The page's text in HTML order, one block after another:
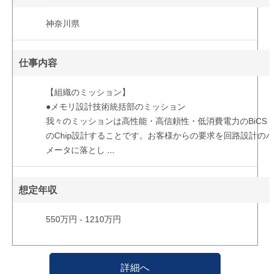
神奈川県
仕事内容
【組織のミッション】
●メモリ設計技術統括部のミッション
我々のミッションは高性能・高信頼性・低消費電力のBiCS
のChip設計することです。お客様からの要求を回路設計の
メータに落とし ...
想定年収
550万円 - 1210万円
詳細へ